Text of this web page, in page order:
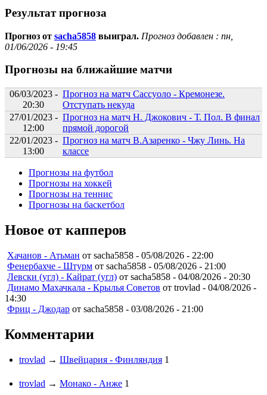
Результат прогноза
Прогноз от sacha5858 выиграл. Прогноз добавлен : пн,
01/06/2026 - 19:45
Прогнозы на ближайшие матчи
06/03/2023 -
20:30
Прогноз на матч Сассуоло - Кремонезе.
Отступать некуда
27/01/2023 -
12:00
Прогноз на матч Н. Джокович - Т. Пол. В финал
прямой дорогой
22/01/2023 -
13:00
Прогноз на матч В.Азаренко - Чжу Линь. На
классе
Прогнозы на футбол
Прогнозы на хоккей
Прогнозы на теннис
Прогнозы на баскетбол
Новое от капперов
Хачанов - Атьман от sacha5858 - 05/08/2026 - 22:00
Фенербахче - Штурм от sacha5858 - 05/08/2026 - 21:00
Левски (угл) - Кайрат (угл) от sacha5858 - 04/08/2026 - 20:30
Динамо Махачкала - Крылья Советов от trovlad - 04/08/2026 -
14:30
Фриц - Джодар от sacha5858 - 03/08/2026 - 21:00
Комментарии
trovlad → Швейцария - Финляндия 1
trovlad → Монако - Анже 1